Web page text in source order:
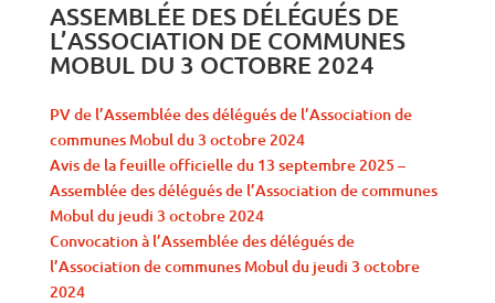
ASSEMBLÉE DES DÉLÉGUÉS DE
L’ASSOCIATION DE COMMUNES
MOBUL DU 3 OCTOBRE 2024
PV de l’Assemblée des délégués de l’Association de
communes Mobul du 3 octobre 2024
Avis de la feuille officielle du 13 septembre 2025 –
Assemblée des délégués de l’Association de communes
Mobul du jeudi 3 octobre 2024
Convocation à l’Assemblée des délégués de
l’Association de communes Mobul du jeudi 3 octobre
2024